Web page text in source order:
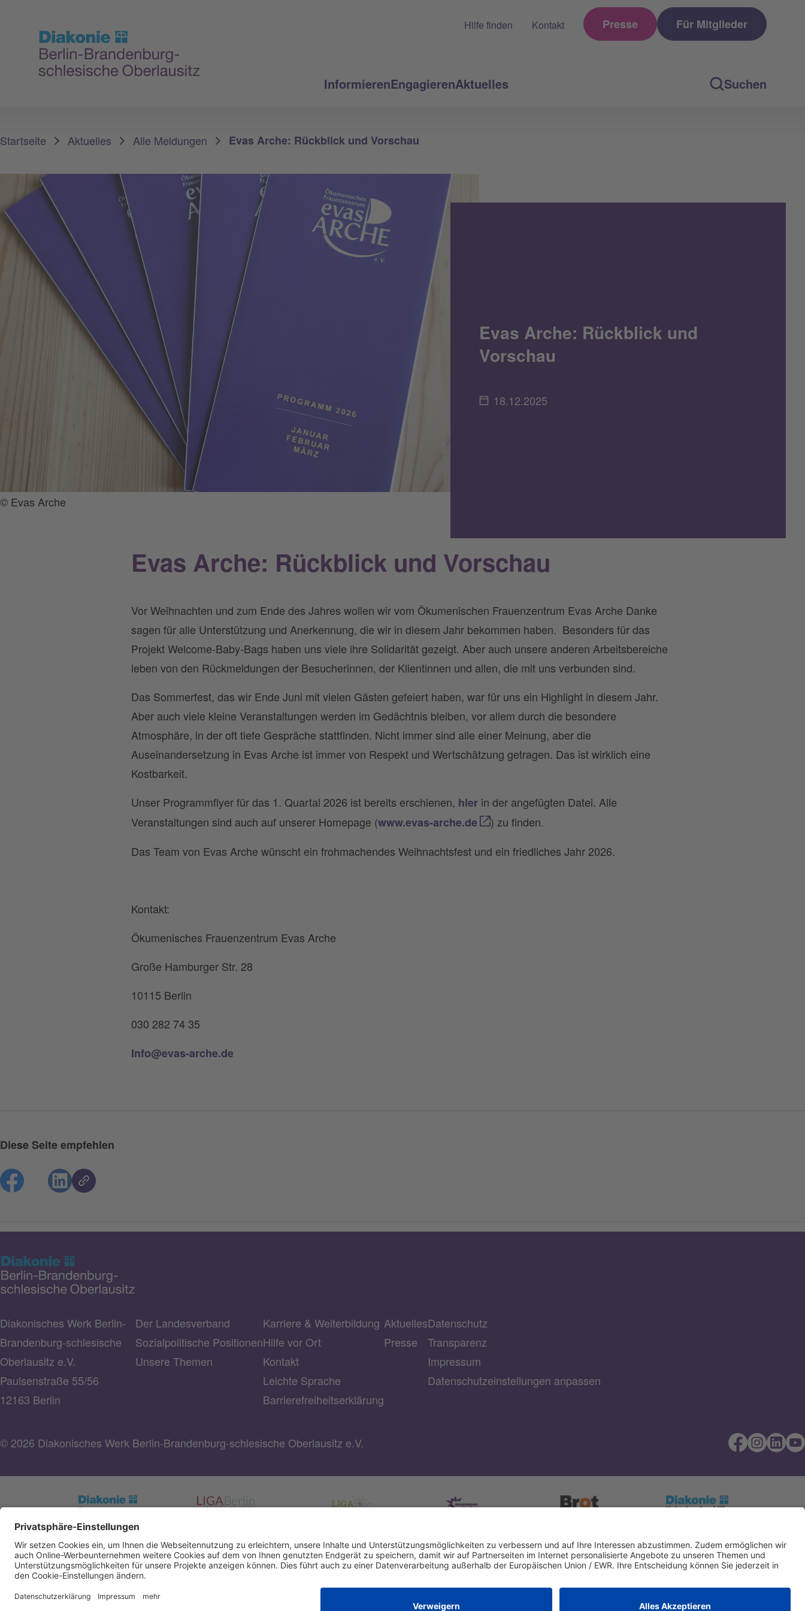
InformierenEngagierenAktuelles Suchen
Hilfe finden Kontakt Presse Für Mitglieder
Startseite Aktuelles Alle Meldungen Evas Arche: Rückblick und Vorschau
© Evas Arche
Evas Arche: Rückblick und
Vorschau
18.12.2025
Evas Arche: Rückblick und Vorschau
Vor Weihnachten und zum Ende des Jahres wollen wir vom Ökumenischen Frauenzentrum Evas Arche Danke
sagen für alle Unterstützung und Anerkennung, die wir in diesem Jahr bekommen haben. Besonders für das
Projekt Welcome-Baby-Bags haben uns viele ihre Solidarität gezeigt. Aber auch unsere anderen Arbeitsbereiche
leben von den Rückmeldungen der Besucherinnen, der Klientinnen und allen, die mit uns verbunden sind.
Das Sommerfest, das wir Ende Juni mit vielen Gästen gefeiert haben, war für uns ein Highlight in diesem Jahr.
Aber auch viele kleine Veranstaltungen werden im Gedächtnis bleiben, vor allem durch die besondere
Atmosphäre, in der oft tiefe Gespräche stattfinden. Nicht immer sind alle einer Meinung, aber die
Auseinandersetzung in Evas Arche ist immer von Respekt und Wertschätzung getragen. Das ist wirklich eine
Kostbarkeit.
Unser Programmflyer für das 1. Quartal 2026 ist bereits erschienen, hier in der angefügten Datei. Alle
Veranstaltungen sind auch auf unserer Homepage (www.evas-arche.de
) zu finden.
Das Team von Evas Arche wünscht ein frohmachendes Weihnachtsfest und ein friedliches Jahr 2026.
Kontakt:
Ökumenisches Frauenzentrum Evas Arche
Große Hamburger Str. 28
10115 Berlin
030 282 74 35
Info@evas-arche.de
Diese Seite empfehlen
Diakonisches Werk Berlin-
Brandenburg-schlesische
Oberlausitz e.V.
Paulsenstraße 55/56
12163 Berlin
Der Landesverband
Sozialpolitische Positionen
Unsere Themen
Karriere & Weiterbildung
Hilfe vor Ort
Kontakt
Leichte Sprache
Barrierefreiheitserklärung
Aktuelles
Presse
Datenschutz
Transparenz
Impressum
Datenschutzeinstellungen anpassen
© 2026 Diakonisches Werk Berlin-Brandenburg-schlesische Oberlausitz e.V.
Spendenkonto Diakonisches Werk Berlin-Brandenburg-
Bank für Sozialwirtschaft
IBAN: DE22 3702 0500 0003 2019 00
BIC: BFSWDE33XXX
IBAN kopieren Direkt Online